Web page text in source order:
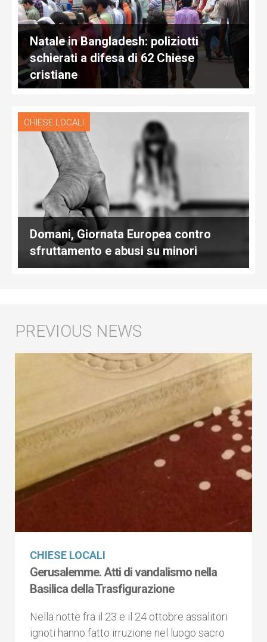
Natale in Bangladesh: poliziotti
schierati a difesa di 62 Chiese
cristiane
CHIESE LOCALI
Domani, Giornata Europea contro
sfruttamento e abusi su minori
CHIESE LOCALI
Gerusalemme. Atti di vandalismo nella
Basilica della Trasfigurazione
Nella notte fra il 23 e il 24 ottobre assalitori
ignoti hanno fatto irruzione nel luogo sacro